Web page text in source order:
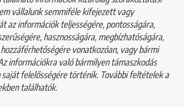
vállalunk semmiféle kifejezett vagy
az információk teljességére, pontosságára,
hasznosságára, megbízhatóságára,
vonatkozóan, vagy bármi
információkra való bármilyen támaszkodás
saját felelősségére történik. További feltételek a
találhatók.